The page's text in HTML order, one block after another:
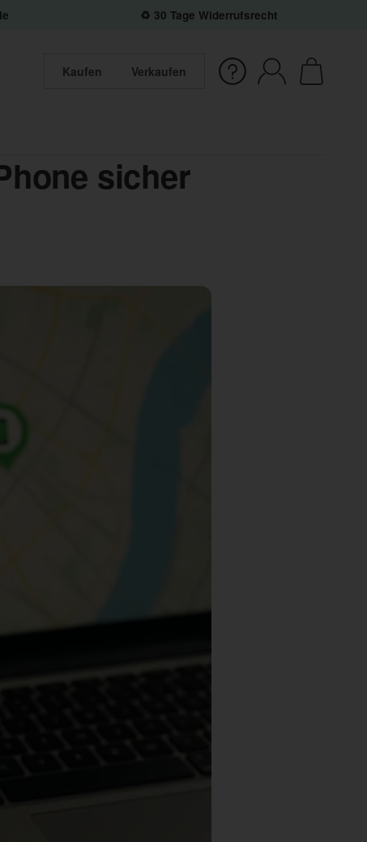
♻️ 30 Tage Widerrufsrecht
Kaufen Verkaufen
sicher